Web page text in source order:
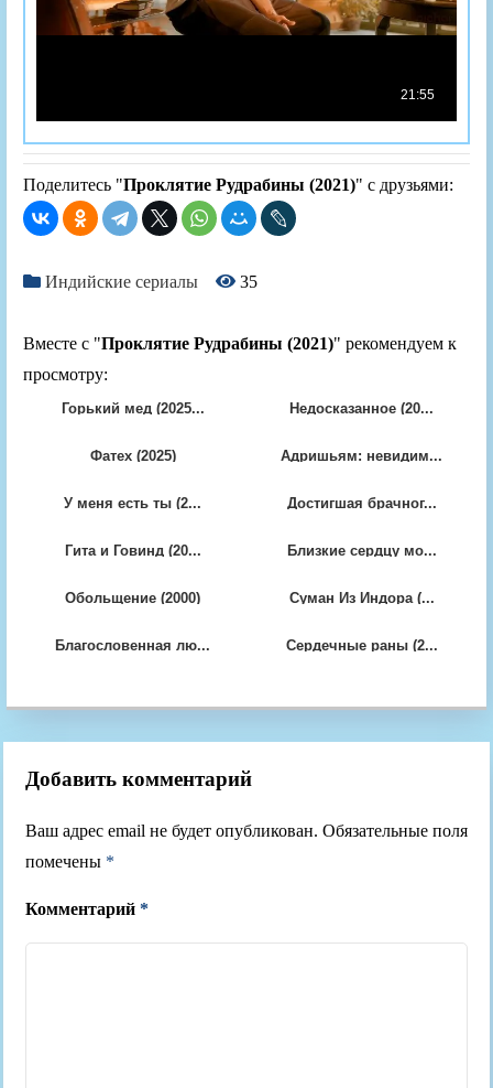
Поделитесь "Проклятие Рудрабины (2021)" с друзьями:
Индийские сериалы 35
Вместе с "Проклятие Рудрабины (2021)" рекомендуем к
просмотру:
Горький мед (2025... Недосказанное (20...
Фатех (2025) Адришьям: невидим...
У меня есть ты (2... Достигшая брачног...
Гита и Говинд (20... Близкие сердцу мо...
Обольщение (2000) Суман Из Индора (...
Благословенная лю... Сердечные раны (2...
Добавить комментарий
Ваш адрес email не будет опубликован. Обязательные поля
помечены *
Комментарий *